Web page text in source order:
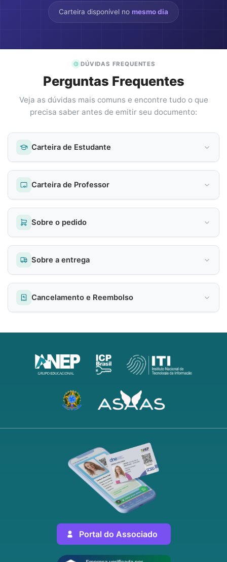
Carteira disponível no mesmo dia
DÚVIDAS FREQUENTES
Perguntas Frequentes
Veja as dúvidas mais comuns e encontre tudo o que
precisa saber antes de emitir seu documento:
Carteira de Estudante
Carteira de Professor
Sobre o pedido
Sobre a entrega
Cancelamento e Reembolso
Portal do Associado